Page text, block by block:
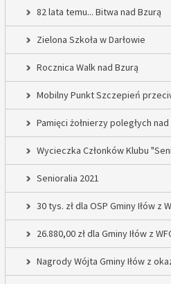
82 lata temu... Bitwa nad Bzurą
Zielona Szkoła w Darłowie
Rocznica Walk nad Bzurą
Mobilny Punkt Szczepień
Pamięci żołnierzy poległych nad
Wycieczka Członków Klubu
Senioralia 2021
30 tys. zł dla OSP Gminy Iłów z
26.880,00 zł dla Gminy Iłów z
Nagrody Wójta Gminy Iłów z